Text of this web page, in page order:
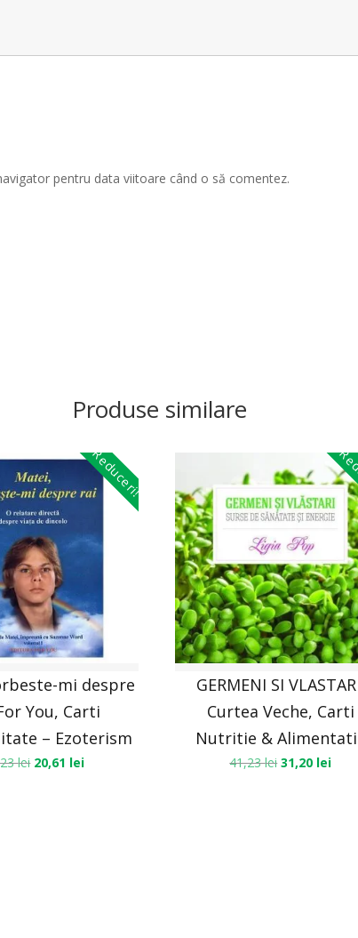
pentru data viitoare când o să comentez.
Produse similare
Reduceri!
mi despre
You, Carti
– Ezoterism
lei 20,61 lei
GERMENI SI
Curtea Veche, Carti
Nutritie &
41,23lei 31,20 lei